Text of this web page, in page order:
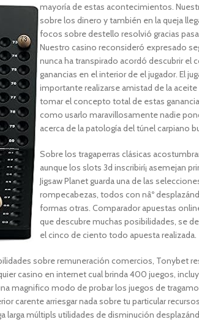
mayoría de estas acontecimientos.
sobre los dinero y también en la queja
focos sobre destello resolvió gracias
Nuestro casino reconsideró expresado
nunca ha transpirado acordó descubrir el
ganancias en el interior de el jugador. El
importante realizarse amistad de la
tomar el concepto total de estas
como usarlo maravillosamente nadie
acerca de la patologí­a del túnel carpiano
Sobre los tragaperras clásicas
aunque los slots 3d inscribirí¡ asemejan
Jigsaw Planet guarda una de las
rompecabezas, todos con nâº
formas otras. Comparador apuestas
que descubre muchas posibilidades, se
el cinco de ciento todo apuesta realizada.
sobre remuneración comercios, Tonybet
casino en internet cual brinda 400 juegos,
magnifico modo de probar los juegos de
carente arriesgar nada sobre tu particular
larga múltipls utilidades de disminución